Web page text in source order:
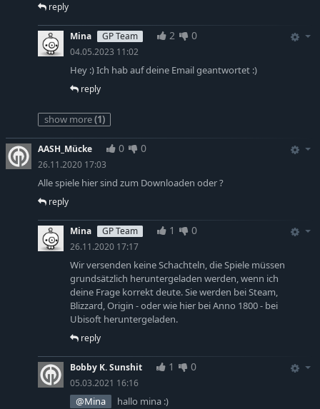
reply
Mina GP Team 2 0
04.05.2023 11:02
Hey :) Ich hab auf deine Email geantwortet :)
reply
show more(1)
AASH_Mücke 0 0
26.11.2020 17:03
Alle spiele hier sind zum Downloaden oder ?
reply
Mina GP Team 1 0
26.11.2020 17:17
Wir versenden keine Schachteln, die Spiele müssen
grundsätzlich heruntergeladen werden, wenn ich
deine Frage korrekt deute. Sie werden bei Steam,
Blizzard, Origin - oder wie hier bei Anno 1800 - bei
Ubisoft heruntergeladen.
reply
Bobby K. Sunshit 1 0
05.03.2021 16:16
@Mina hallo mina :)